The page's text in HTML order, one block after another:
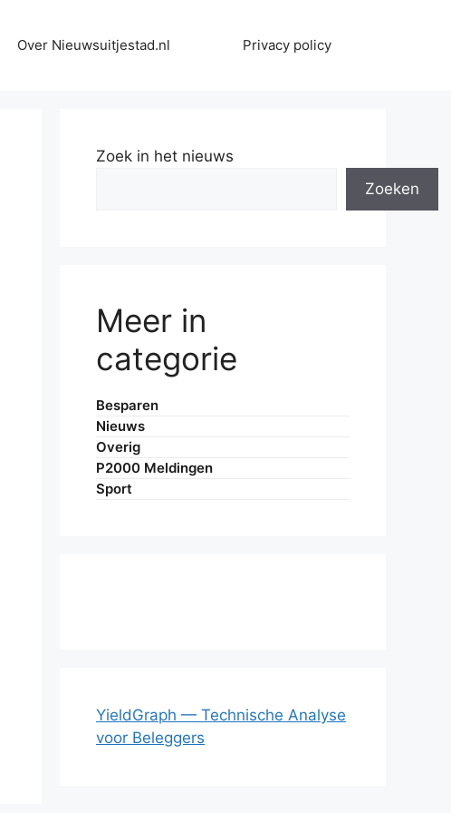
Over Nieuwsuitjestad.nl Privacy policy
Zoek in het nieuws
Zoeken
Meer in
categorie
Besparen
Nieuws
Overig
P2000 Meldingen
Sport
YieldGraph — Technische Analyse
voor Beleggers